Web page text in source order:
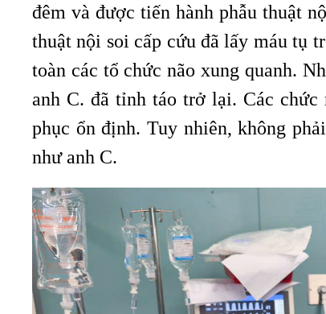
đêm và được tiến hành phẫu thuật
thuật nội soi cấp cứu đã lấy máu tụ
toàn các tổ chức não xung quanh.
anh C. đã tỉnh táo trở lại. Các chức
phục ổn định. Tuy nhiên, không
như anh C.